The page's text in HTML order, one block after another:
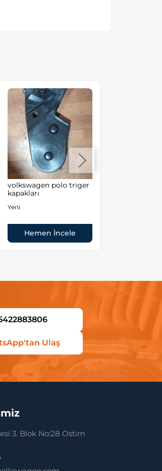
volkswagen polo triger
kapakları
Yeni
Hemen İncele
Ulaş
3. Blok No:28 Ostim